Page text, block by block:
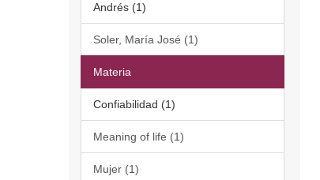
Andrés (1)
Soler, María José (1)
Materia
Confiabilidad (1)
Meaning of life (1)
Mujer (1)